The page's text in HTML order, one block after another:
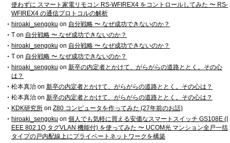
使わずに スマート家電リモコン RS-WFIREX4 をコントロールしてみた 〜 RS-
WFIREX4 の通信プロトコルの解析
hiroaki_sengoku on 自分戦略 〜 なぜ成功できないのか？
T on 自分戦略 〜 なぜ成功できないのか？
hiroaki_sengoku on 自分戦略 〜 なぜ成功できないのか？
T on 自分戦略 〜 なぜ成功できないのか？
hiroaki_sengoku on 新卒の内定者とかけて、がらがらの道路ととく。その心
は？
松本真治 on 新卒の内定者とかけて、がらがらの道路ととく。その心は？
松本真治 on 新卒の内定者とかけて、がらがらの道路ととく。その心は？
KDK研究所 on Z80 コンピュータを作ってみた (27年前のお話)
hiroaki_sengoku on 個人でも気軽に買える安価なスマートスイッチ GS108E (I
EEE 802.1Q タグVLAN 機能付) を使ってみた 〜 UCOM光 マンション全戸一括
タイプの戸内配線上にプライベートネットワークを構築